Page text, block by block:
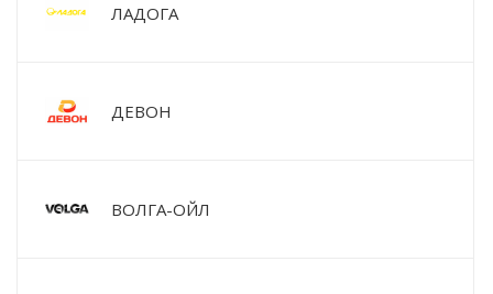
ЛАДОГА
ДЕВОН
ВОЛГА-ОЙЛ